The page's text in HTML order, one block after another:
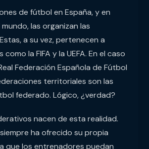
de fútbol en España, y en
las organizan las
a su vez, pertenecen a
la FIFA y la UEFA. En el caso
Federación Española de Fútbol
territoriales son las
federado. Lógico, ¿verdad?
nacen de esta realidad.
ha ofrecido su propia
que los entrenadores puedan